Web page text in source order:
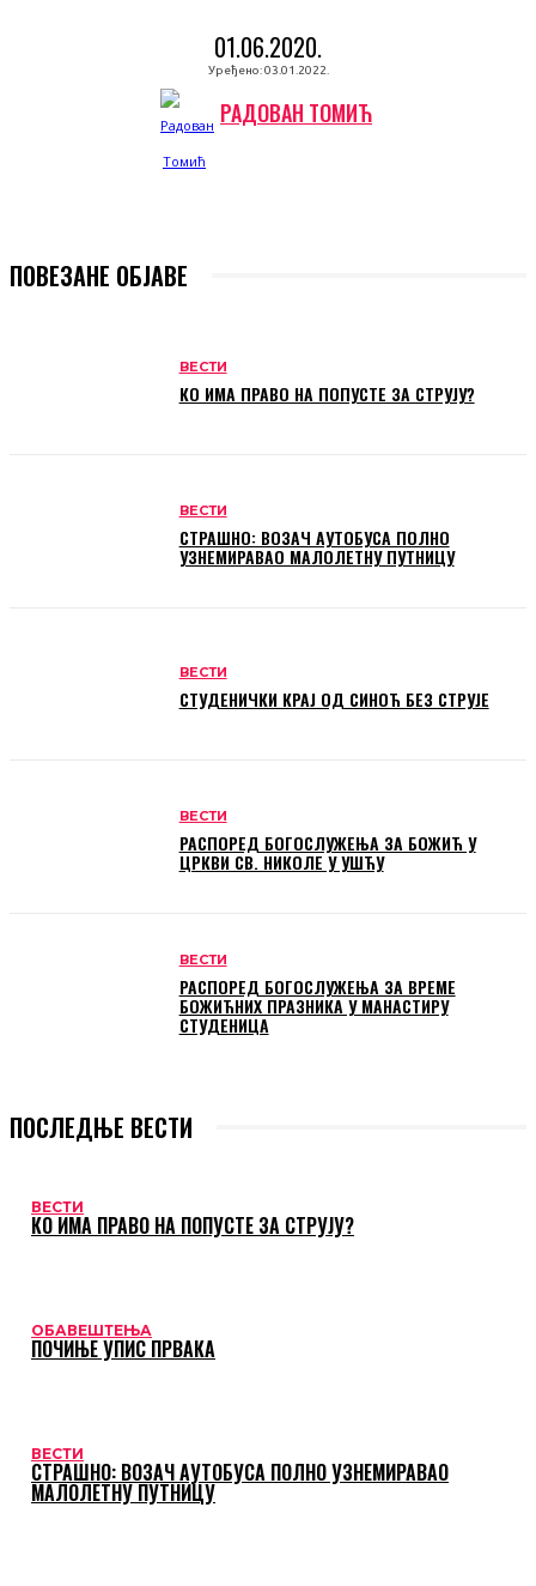
01.06.2020.
Уређено: 03.01.2022.
РАДОВАН ТОМИЋ
ПОВЕЗАНЕ ОБЈАВЕ
ВЕСТИ
КО ИМА ПРАВО НА ПОПУСТЕ ЗА СТРУЈУ?
ВЕСТИ
СТРАШНО: ВОЗАЧ АУТОБУСА ПОЛНО
УЗНЕМИРАВАО МАЛОЛЕТНУ ПУТНИЦУ
ВЕСТИ
СТУДЕНИЧКИ КРАЈ ОД СИНОЋ БЕЗ СТРУЈЕ
ВЕСТИ
РАСПОРЕД БОГОСЛУЖЕЊА ЗА БОЖИЋ У
ЦРКВИ СВ. НИКОЛЕ У УШЋУ
ВЕСТИ
РАСПОРЕД БОГОСЛУЖЕЊА ЗА ВРЕМЕ
БОЖИЋНИХ ПРАЗНИКА У МАНАСТИРУ
СТУДЕНИЦА
ПОСЛЕДЊЕ ВЕСТИ
ВЕСТИ
КО ИМА ПРАВО НА ПОПУСТЕ ЗА СТРУЈУ?
ОБАВЕШТЕЊА
ПОЧИЊЕ УПИС ПРВАКА
ВЕСТИ
СТРАШНО: ВОЗАЧ АУТОБУСА ПОЛНО УЗНЕМИРАВАО
МАЛОЛЕТНУ ПУТНИЦУ